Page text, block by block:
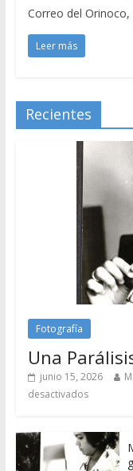
Correo del Orinoco,
Leer más
Recientes
Fotografía
Una
junio 15, 2026
desactivados